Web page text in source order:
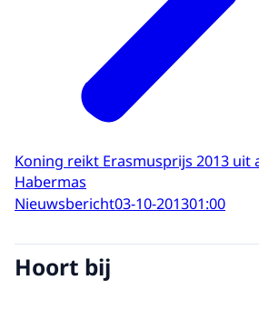
Koning reikt Erasmusprijs 2013 uit
Habermas
Nieuwsbericht03-10-201301:00
Hoort bij